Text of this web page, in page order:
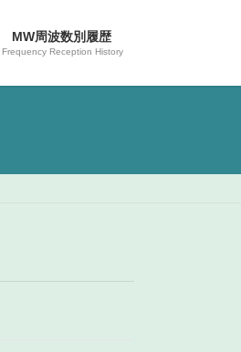
MW周波数別履歴
Frequency Reception History